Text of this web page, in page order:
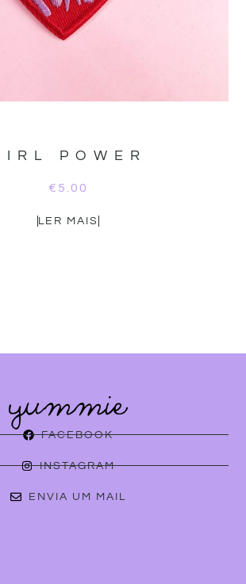
POWER
€ 5.00
LER MAIS
FACEBOOK
INSTAGRAM
ENVIA UM MAIL